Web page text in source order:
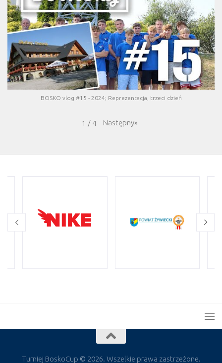
BOSKO vlog #15 - 2024; Reprezentacja, trzeci dzień
1 / 4 Następny»
Turniej BoskoCup © 2026. Wszelkie prawa zastrzeżone.